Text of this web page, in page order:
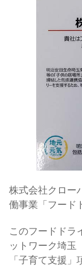
株式会社クロー
働事業「フード
このフードドラ
ットワーク埼玉
「子育て支援」